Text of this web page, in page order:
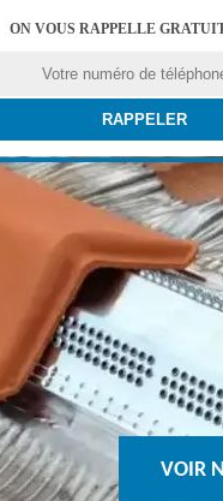
ON VOUS RAPPELLE
VOIR